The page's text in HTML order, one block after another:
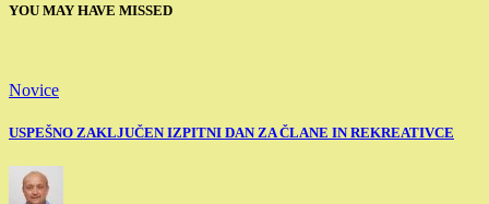
YOU MAY HAVE MISSED
Novice
USPEŠNO ZAKLJUČEN IZPITNI DAN ZA ČLANE IN REKREATIVCE